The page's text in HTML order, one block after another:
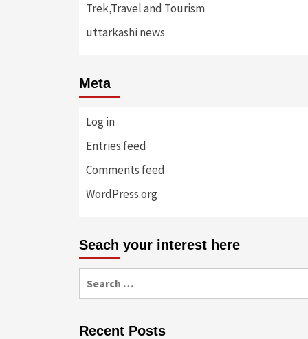
Trek,Travel and Tourism
uttarkashi news
Meta
Log in
Entries feed
Comments feed
WordPress.org
Seach your interest here
for:
Recent Posts